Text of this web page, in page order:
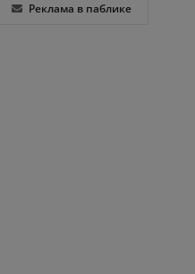
Реклама в паблике